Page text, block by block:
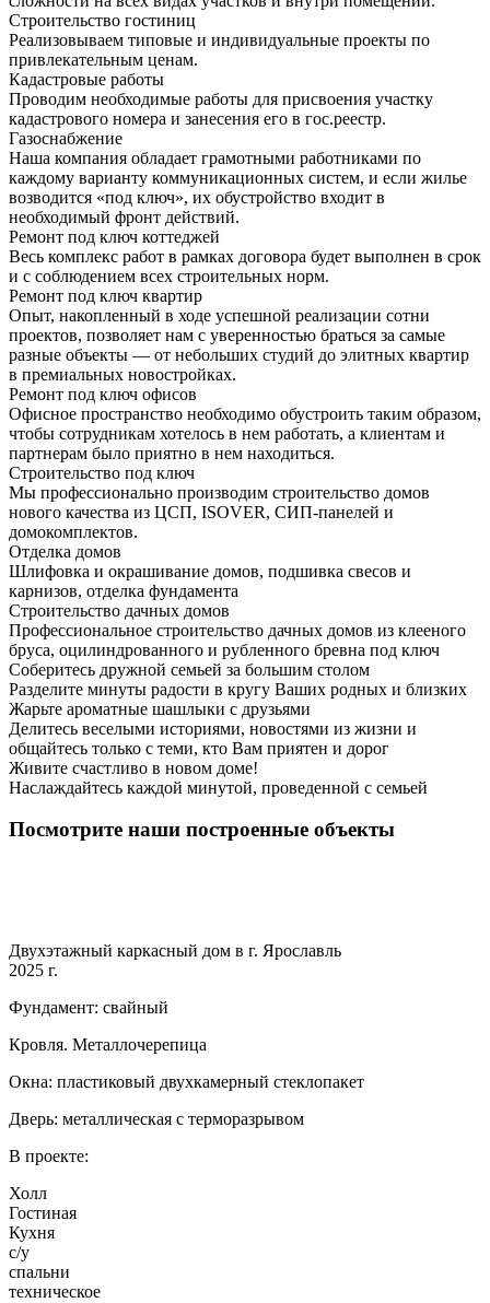
Строительство гостиниц
Реализовываем типовые и индивидуальные проекты по
привлекательным ценам.
Кадастровые работы
Проводим необходимые работы для присвоения участку
кадастрового номера и занесения его в гос.реестр.
Газоснабжение
Наша компания обладает грамотными работниками по
каждому варианту коммуникационных систем, и если жилье
возводится «под ключ», их обустройство входит в
необходимый фронт действий.
Ремонт под ключ коттеджей
Весь комплекс работ в рамках договора будет выполнен в срок
и с соблюдением всех строительных норм.
Ремонт под ключ квартир
Опыт, накопленный в ходе успешной реализации сотни
проектов, позволяет нам с уверенностью браться за самые
разные объекты — от небольших студий до элитных квартир
в премиальных новостройках.
Ремонт под ключ офисов
Офисное пространство необходимо обустроить таким образом,
чтобы сотрудникам хотелось в нем работать, а клиентам и
партнерам было приятно в нем находиться.
Строительство под ключ
Мы профессионально производим строительство домов
нового качества из ЦСП, ISOVER, СИП-панелей и
домокомплектов.
Отделка домов
Шлифовка и окрашивание домов, подшивка свесов и
карнизов, отделка фундамента
Строительство дачных домов
Профессиональное строительство дачных домов из клееного
бруса, оцилиндрованного и рубленного бревна под ключ
Соберитесь дружной семьей за большим столом
Разделите минуты радости в кругу Ваших родных и близких
Жарьте ароматные шашлыки с друзьями
Делитесь веселыми историями, новостями из жизни и
общайтесь только с теми, кто Вам приятен и дорог
Живите счастливо в новом доме!
Наслаждайтесь каждой минутой, проведенной с семьей
Посмотрите наши построенные объекты
Двухэтажный каркасный дом в г. Ярославль
2025 г.
Фундамент: свайный
Кровля. Металлочерепица
Окна: пластиковый двухкамерный стеклопакет
Дверь: металлическая с терморазрывом
В проекте:
Холл
Гостиная
Кухня
с/у
спальни
техническое